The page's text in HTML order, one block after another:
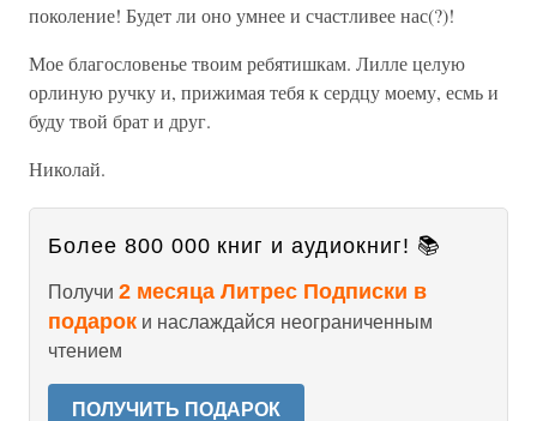
поколение! Будет ли оно умнее и счастливее нас(?)!
Мое благословенье твоим ребятишкам. Лилле целую
орлиную ручку и, прижимая тебя к сердцу моему, есмь и
буду твой брат и друг.
Николай.
Более 800 000 книг и аудиокниг! 📚
Получи 2 месяца Литрес Подписки в
подарок и наслаждайся неограниченным
чтением
ПОЛУЧИТЬ ПОДАРОК